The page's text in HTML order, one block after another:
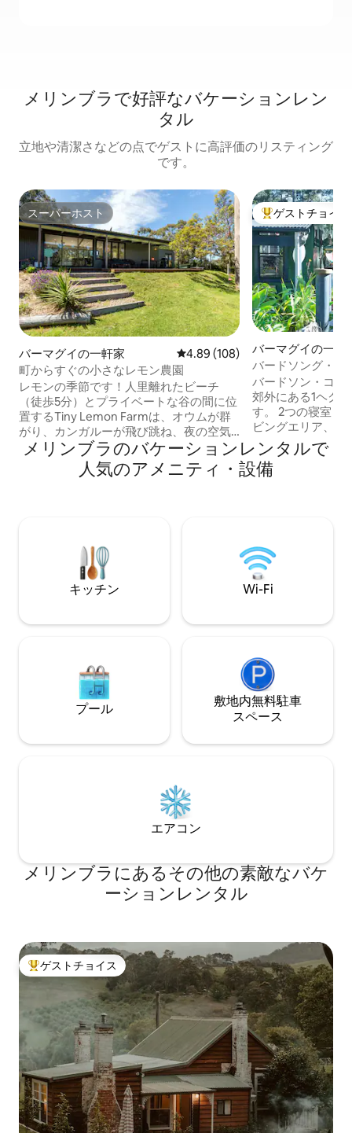
メリンブラで好評なバケーションレン
タル
立地や清潔さなどの点でゲストに高評価のリスティング
です。
スーパーホスト
スーパーホスト
バーマグイの一軒家 レビュー108件、5つ星中4.89つ
4.89 (108)
町からすぐの小さなレモン農園
レモンの季節です！人里離れたビーチ
（徒歩5分）とプライベートな谷の間に位
置するTiny Lemon Farmは、オウムが群
がり、カンガルーが飛び跳ね、夜の空気
を波の音で満たす逃避場所です。 ジェラ
ートクリニックで私たちのレモンをジェ
ラートと交換しましょう。ジャガーズ
らくつろぐこともできます。 町からわず
か5分の場所にあるモダンな納屋スタイル
の家は、最大6名様まで宿泊可能な、平和
で静かな聖域です。
大好評のゲスト
ゲストチョイス
バーマグイの一軒
バードソング・コ
森の静けさ。
バードソン・コテ
郊外にある1ヘク
す。 2つの寝室と
ビングエリア、
ったキッチンを
にとって理想的
し訳ありませんが
す。 オオトカゲ、ハリネズミ、ポッサ
ム、リレバードも
和と静かさを楽し
メリンブラのバケーションレンタルで
人気のアメニティ・設備
キッチン Wi-Fi
プール
敷地内無料駐⁠車
ス⁠ペ⁠ー⁠ス
エアコン
メリンブラにあるその他の素敵なバケ
ーションレンタル
大好評のゲストチョイスです。
ゲストチョイス